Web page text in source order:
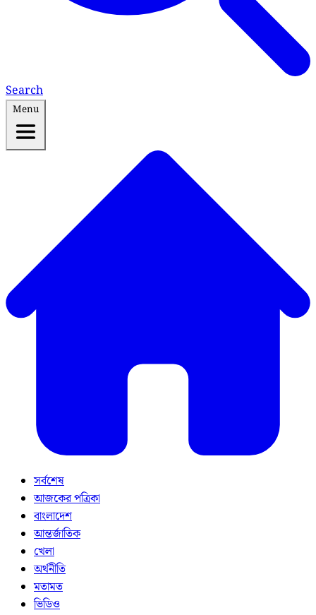
Search
Menu
সর্বশেষ
আজকের পত্রিকা
বাংলাদেশ
আন্তর্জাতিক
খেলা
অর্থনীতি
মতামত
ভিডিও